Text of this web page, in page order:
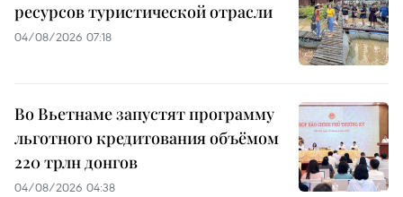
ресурсов туристической отрасли
04/08/2026 07:18
Во Вьетнаме запустят программу
льготного кредитования объёмом
220 трлн донгов
04/08/2026 04:38